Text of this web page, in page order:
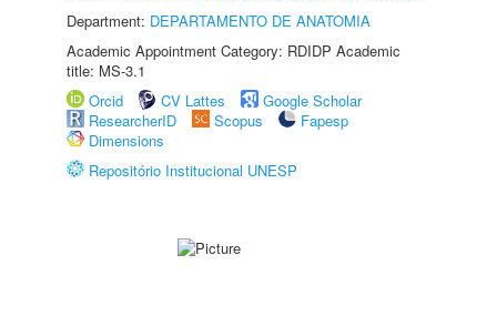
Department: DEPARTAMENTO DE ANATOMIA
Academic Appointment Category: RDIDP Academic
title: MS-3.1
Orcid
CV Lattes
Google Scholar
ResearcherID
Scopus
Fapesp
Dimensions
Repositório Institucional UNESP